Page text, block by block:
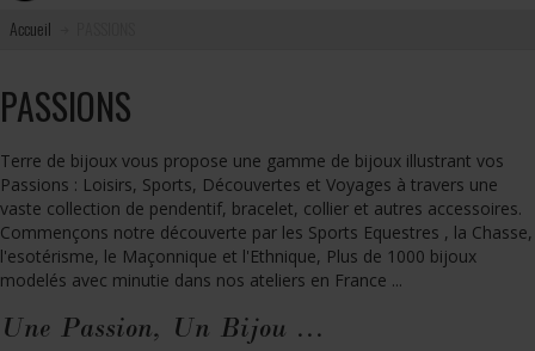
Accueil
PASSIONS
Terre de bijoux vous propose une gamme de bijoux illustrant vos
Passions : Loisirs, Sports, Découvertes et Voyages à travers une
vaste collection de pendentif, bracelet, collier et autres accessoires.
Commençons notre découverte par les Sports Equestres , la Chasse,
l'esotérisme, le Maçonnique et l'Ethnique, Plus de 1000 bijoux
modelés avec minutie dans nos ateliers en France ...
Une Passion, Un Bijou ...